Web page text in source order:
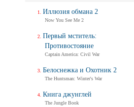
Иллюзия обмана 2
Now You See Me 2
Первый мститель:
Противостояние
Captain America: Civil War
Белоснежка и Охотник 2
The Huntsman: Winter's War
Книга джунглей
The Jungle Book